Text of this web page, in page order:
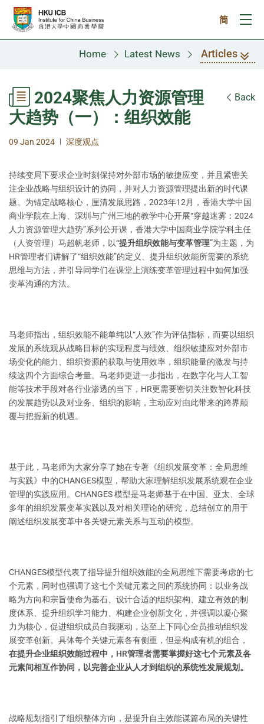
Skip to main content
简
Home Latest News Articles
2024聚焦人力资源管理
大趋势（一）：组织效能
Back
09 Jan 2024 | 深度观点
持续变局下要求企业时刻保持对外部市场的敏捷应变，并且紧密关
注企业战略与组织设计的协同，并对人力资源管理提出新的时代课
题。为锚定战略核心，厘清发展思路，2023年12月，香港大学中国
商业学院在上海、深圳与广州三地的教学中心开展“穿越迷雾：2024
人力资源管理大趋势”系列公开课，香港大学中国商业学院学科主任
（人资管理）马超帆老师，以“提升组织效能与变革管理”为主题，为
HR管理者们讲解了“组织效能”的定义、提升组织效能所需要的系统
思维与方法，并引导同学们在课堂上演练变革管理过程中如何加强
变革沟通的方法。
马老师指出，组织效能不能单纯以“人效”作为评估指标，而要以组织
发展的系统观从战略目标的实现程度与绩效、组织敏捷应对外部市
场变化的能力、组织资源的获取与使用效率，组织能量的激发与持
续这四个方面综合考量。马老师更进一步指出，在数字化与人工智
能等技术手段对各行业渗透的当下，HR更需要密切关注数智化科技
的发展趋势以及对业务、组织的影响，主动应对由此带来的跨界颠
覆与把握新的机遇。
基于此，马老师为大家分享了她在专著《组织发展变革：全局思维
与实践》中的CHANGES模型，帮助大家理解组织发展系统观在企业
管理的实践应用。CHANGES 模型是马老师基于在中国、亚太、全球
多年的组织发展变革实践以及对相关理论的研究，总结创立的用于
阐述组织发展变革中各关键元素关系与互动的模型。
CHANGES模型代表了指导提升组织效能的全局思维下需要考虑的七
个元素，同时也强调了这七个关键元素之间的系统协同：以业务战
略为方向和宗旨使命为基石、设计合适的组织架构、建立有效的制
度体系、提升组织学习能力、构建企业创新文化，并强调以凝心聚
力为核心，促进组织成员自我驱动，达至上下同心全员推动组织发
展变革创新。具体每个关键元素各有侧重，但是构成有机的组合，
在提升企业组织效能过程中，HR管理者需要掌握好这七个元素及各
元素间相互作协同，以完善企业从人才到组织的系统性发展规划。
战略规划指引了组织整体方向，是提升自主效能谋篇布局的关键性